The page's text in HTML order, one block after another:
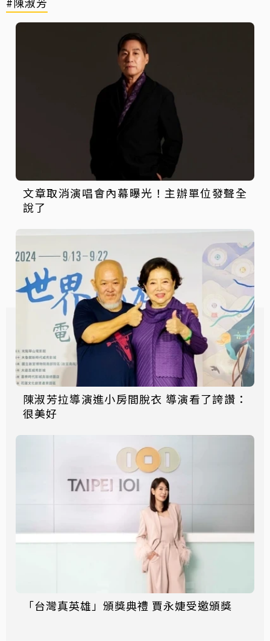
文章取消演唱會內幕曝光！主辦單位發聲全
說了
陳淑芳拉導演進小房間脫衣 導演看了誇讚：
很美好
「台灣真英雄」頒獎典禮 賈永婕受邀頒獎